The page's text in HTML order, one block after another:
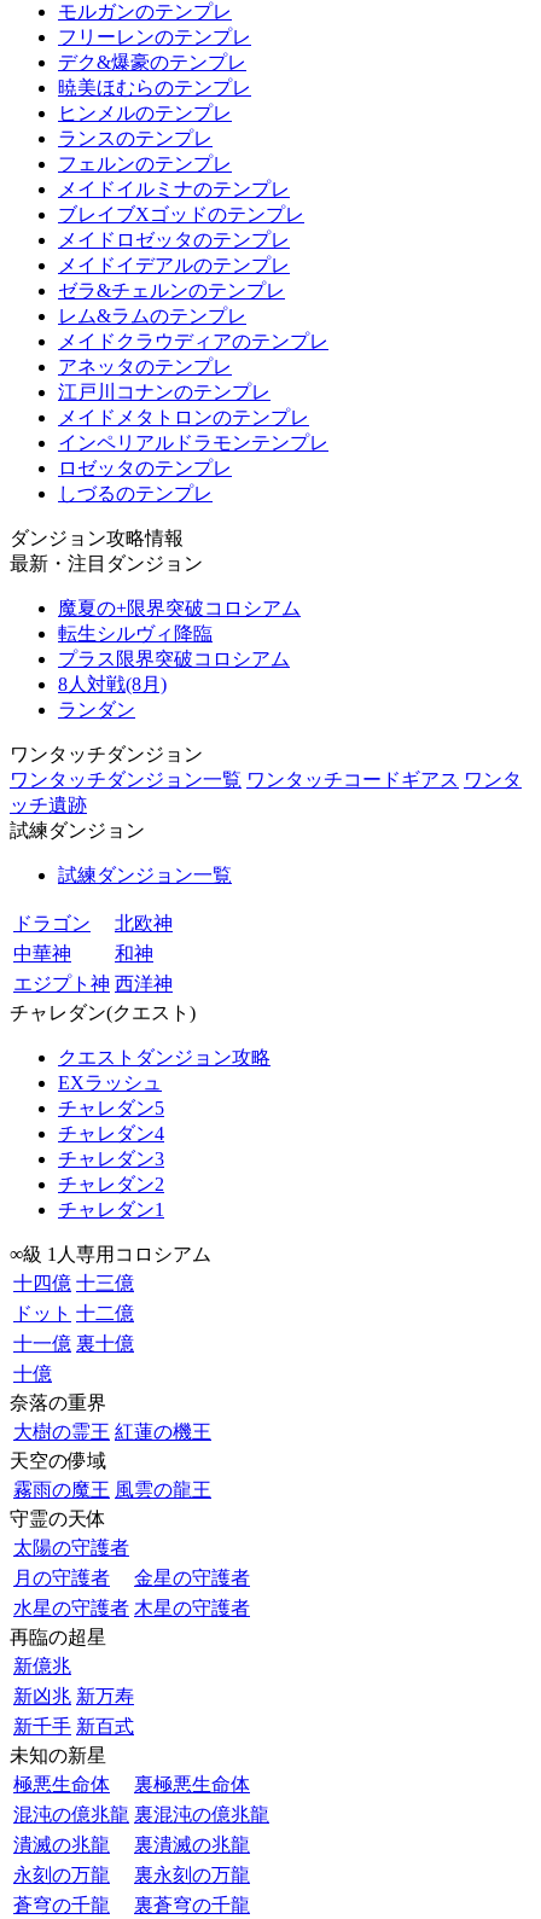
モルガンのテンプレ
フリーレンのテンプレ
デク&爆豪のテンプレ
暁美ほむらのテンプレ
ヒンメルのテンプレ
ランスのテンプレ
フェルンのテンプレ
メイドイルミナのテンプレ
ブレイブXゴッドのテンプレ
メイドロゼッタのテンプレ
メイドイデアルのテンプレ
ゼラ&チェルンのテンプレ
レム&ラムのテンプレ
メイドクラウディアのテンプレ
アネッタのテンプレ
江戸川コナンのテンプレ
メイドメタトロンのテンプレ
インペリアルドラモンテンプレ
ロゼッタのテンプレ
しづるのテンプレ
ダンジョン攻略情報
最新・注目ダンジョン
魔夏の+限界突破コロシアム
転生シルヴィ降臨
プラス限界突破コロシアム
8人対戦(8月)
ランダン
ワンタッチダンジョン
ワンタッチダンジョン一覧 ワンタッチコードギアス ワンタ
ッチ遺跡
試練ダンジョン
試練ダンジョン一覧
ドラゴン
北欧神
中華神
和神
エジプト神 西洋神
チャレダン(クエスト)
クエストダンジョン攻略
EXラッシュ
チャレダン5
チャレダン4
チャレダン3
チャレダン2
チャレダン1
∞級 1人専用コロシアム
十四億 十三億
ドット 十二億
十一億 裏十億
十億
奈落の重界
大樹の霊王 紅蓮の機王
天空の儚域
霧雨の魔王 風雲の龍王
守霊の天体
太陽の守護者
月の守護者
金星の守護者
水星の守護者 木星の守護者
再臨の超星
新億兆
新凶兆 新万寿
新千手 新百式
未知の新星
極悪生命体
裏極悪生命体
混沌の億兆龍 裏混沌の億兆龍
潰滅の兆龍
裏潰滅の兆龍
永刻の万龍
裏永刻の万龍
蒼穹の千龍
裏蒼穹の千龍